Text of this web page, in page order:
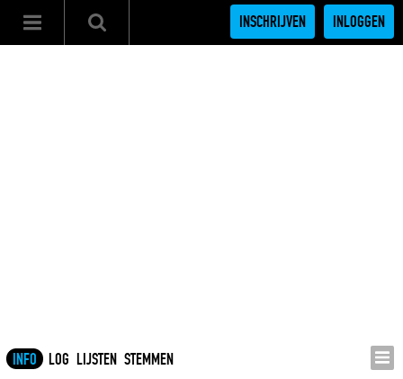
INSCHRIJVEN INLOGGEN
INFO LOG LIJSTEN STEMMEN